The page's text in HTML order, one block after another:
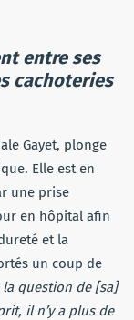
entre ses
cachoteries
Gayet, plonge
Elle est en
une prise
en hôpital afin
et la
un coup de
la question de [sa]
il n’y a plus de